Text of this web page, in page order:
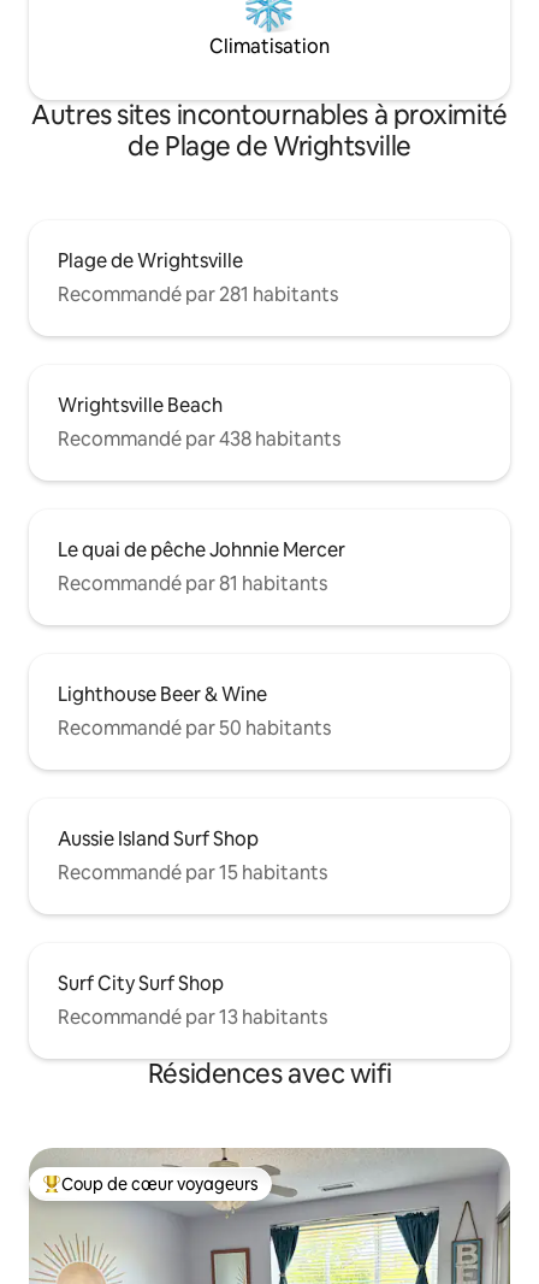
Climatisation
Autres sites incontournables à proximité
de Plage de Wrightsville
Plage de Wrightsville
Recommandé par 281 habitants
Wrightsville Beach
Recommandé par 438 habitants
Le quai de pêche Johnnie Mercer
Recommandé par 81 habitants
Lighthouse Beer & Wine
Recommandé par 50 habitants
Aussie Island Surf Shop
Recommandé par 15 habitants
Surf City Surf Shop
Recommandé par 13 habitants
Résidences avec wifi
Coups de cœur voyageurs les plus appréciés
Coup de cœur voyageurs